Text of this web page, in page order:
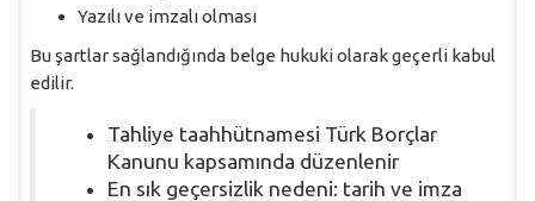
Yazılı ve imzalı olması
Bu şartlar sağlandığında belge hukuki olarak geçerli kabul
edilir.
Tahliye taahhütnamesi Türk Borçlar
Kanunu kapsamında düzenlenir
En sık geçersizlik nedeni: tarih ve imza